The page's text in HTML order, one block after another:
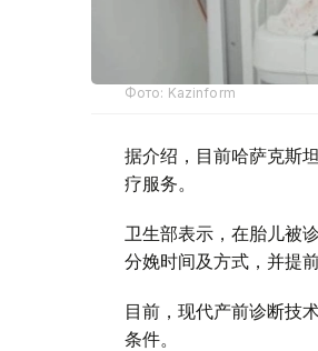
Фото: Kazinform
据介绍，目前哈萨克斯
疗服务。
卫生部表示，在胎儿被
分娩时间及方式，并提
目前，现代产前诊断技
条件。